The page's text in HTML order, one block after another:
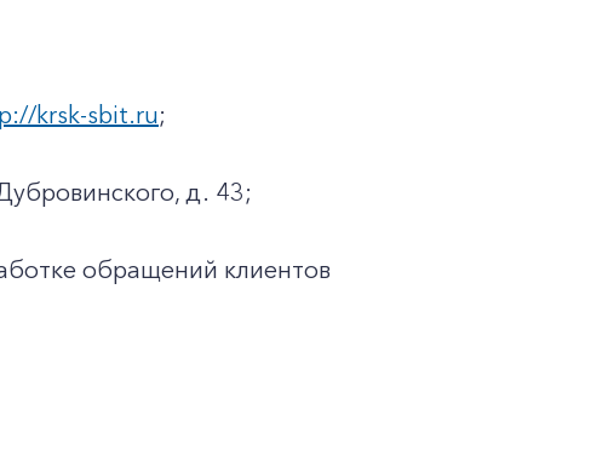
krsk-sbit.ru;
д. 43;
обращений клиентов